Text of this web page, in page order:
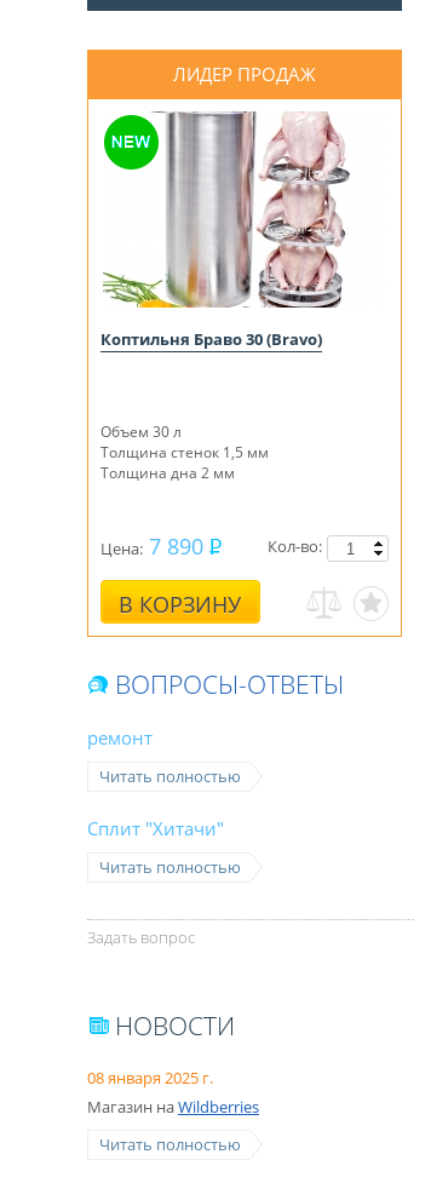
ЛИДЕР ПРОДАЖ
Коптильня Браво 30 (Bravo)
Объем 30 л
Толщина стенок 1,5 мм
Толщина дна 2 мм
Цена: 7 890
В КОРЗИНУ
Кол-во:
ВОПРОСЫ-ОТВЕТЫ
ремонт
Читать полностью
Сплит "Хитачи"
Читать полностью
Задать вопрос
НОВОСТИ
08 января 2025 г.
Магазин наWildberries
Читать полностью